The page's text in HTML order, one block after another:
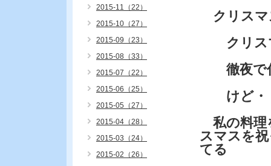
クリスマ
クリス
徹夜で仕
けど・・
私の料理
スマスを
てる
2015-11（22）
2015-10（27）
2015-09（23）
2015-08（33）
2015-07（22）
2015-06（25）
2015-05（27）
2015-04（28）
2015-03（24）
2015-02（26）